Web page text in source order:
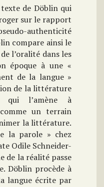
de Döblin qui
sur le rapport
authenticité
compare ainsi le
l’oralité dans les
époque à une «
de la langue »
de la littérature
l’amène à
un terrain
la littérature.
la parole » chez
Odile Schneider-
de la réalité passe
Döblin procède à
langue écrite par